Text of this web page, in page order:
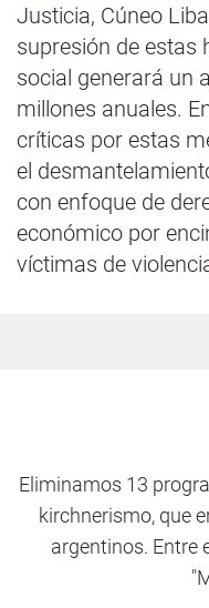
Justicia, Cúneo
supresión de estas
social generará un
millones anuales.
críticas por estas
el
con enfoque de
económico por
víctimas de
Eliminamos 13
kirchnerismo, que
argentinos. Entre